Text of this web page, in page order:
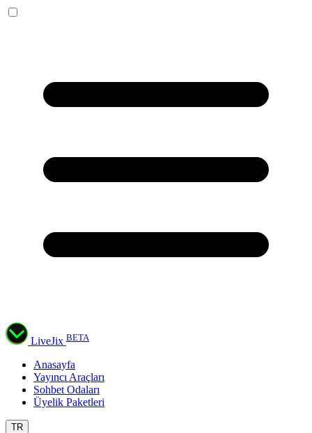
LiveJix BETA
Anasayfa
Yayıncı Araçları
Sohbet Odaları
Üyelik Paketleri
TR